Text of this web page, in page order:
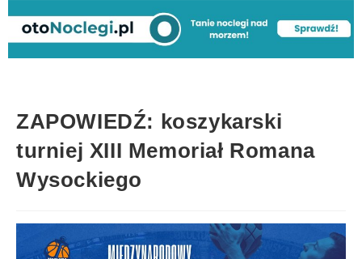
ZAPOWIEDŹ: koszykarski
turniej XIII Memoriał Romana
Wysockiego